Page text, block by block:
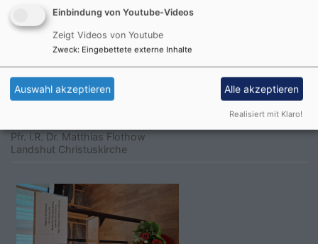
So, 6.9. 10-11 Uhr
Pfr. i.R. Dr. Matthias Flothow
Landshut Christuskirche
Einbindung von Youtube-Videos
Zeigt Videos von Youtube
Zweck: Eingebettete externe Inhalte
Auswahl akzeptieren Alle akzeptieren
Realisiert mit Klaro!